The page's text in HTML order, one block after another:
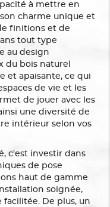
à mettre en
charme unique et
finitions et de
tout type
au design
du bois naturel
et apaisante, ce qui
de vie et les
de jouer avec les
une diversité de
intérieur selon vos
c'est investir dans
de pose
haut de gamme
soignée,
De plus, un